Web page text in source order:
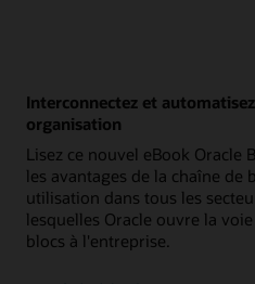
Interconnectez et
organisation
Lisez ce nouvel eBook Oracle
les avantages de la chaîne de
utilisation dans tous les
lesquelles Oracle ouvre la
blocs à l'entreprise.